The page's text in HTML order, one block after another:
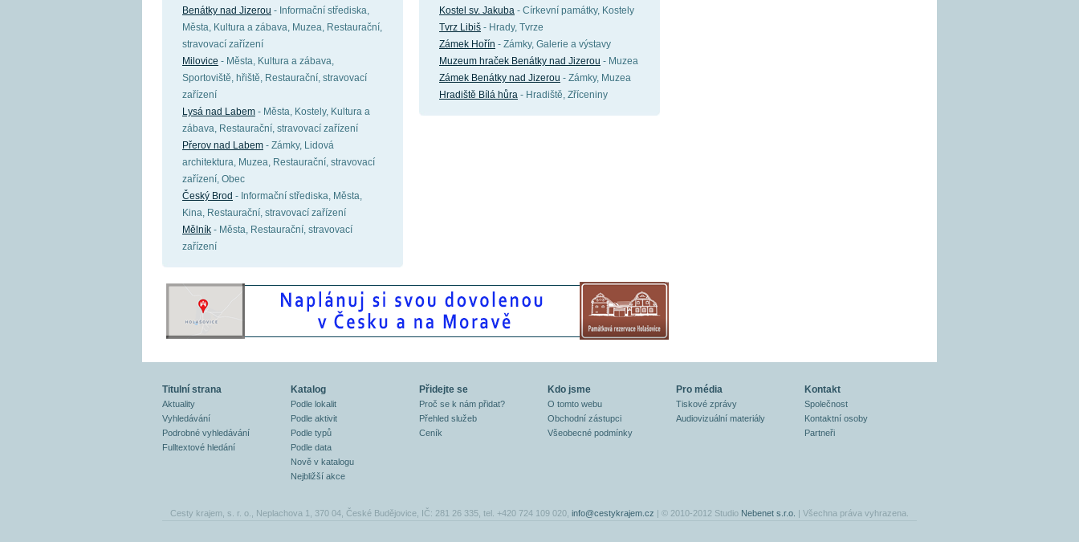
Benátky nad Jizerou - Informační střediska,
Města, Kultura a zábava, Muzea, Restaurační,
stravovací zařízení
Milovice - Města, Kultura a zábava,
Sportoviště, hřiště, Restaurační, stravovací
zařízení
Lysá nad Labem - Města, Kostely, Kultura a
zábava, Restaurační, stravovací zařízení
Přerov nad Labem - Zámky, Lidová
architektura, Muzea, Restaurační, stravovací
zařízení, Obec
Český Brod - Informační střediska, Města,
Kina, Restaurační, stravovací zařízení
Mělník - Města, Restaurační, stravovací
zařízení
Kostel sv. Jakuba - Církevní památky, Kostely
Tvrz Libiš - Hrady, Tvrze
Zámek Hořín - Zámky, Galerie a výstavy
Muzeum hraček Benátky nad Jizerou - Muzea
Zámek Benátky nad Jizerou - Zámky, Muzea
Hradiště Bílá hůra - Hradiště, Zříceniny
Titulní strana
Aktuality
Vyhledávání
Podrobné vyhledávání
Fulltextové hledání
Katalog
Podle lokalit
Podle aktivit
Podle typů
Podle data
Nově v katalogu
Nejbližší akce
Přidejte se
Proč se k nám přidat?
Přehled služeb
Ceník
Kdo jsme
O tomto webu
Obchodní zástupci
Všeobecné podmínky
Pro média
Tiskové zprávy
Audiovizuální materiály
Kontakt
Společnost
Kontaktní osoby
Partneři
Cesty krajem, s. r. o., Neplachova 1, 370 04, České Budějovice, IČ: 281 26 335, tel. +420 724 109 020, info@cestykrajem.cz | © 2010-2012 Studio Nebenet s.r.o. | Všechna práva vyhrazena.